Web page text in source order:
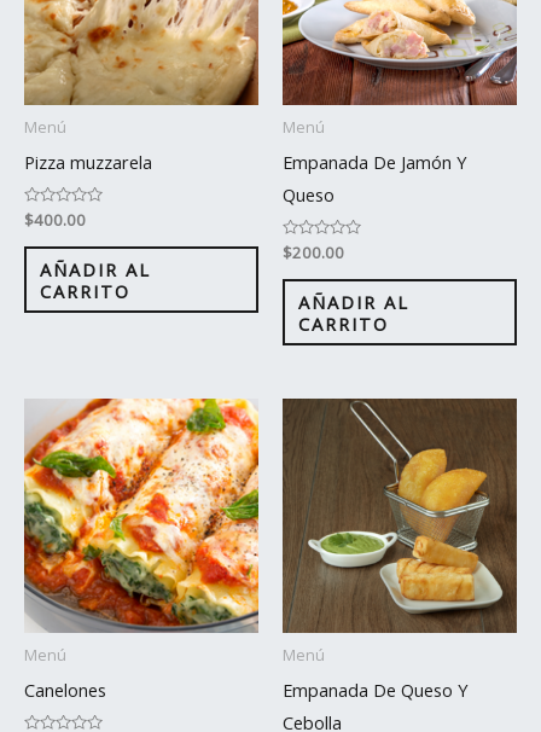
Menú
Pizza muzzarela
Valorado
con
0
$400.00
AÑADIR AL
CARRITO
Menú
Empanada De Jamón Y
Queso
Valorado
con
0
$200.00
AÑADIR AL
CARRITO
Menú
Canelones
Menú
Empanada De Queso Y
Cebolla